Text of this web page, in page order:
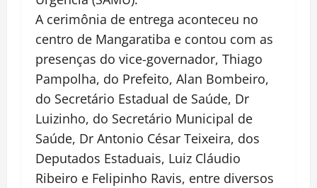
A cerimônia de entrega aconteceu no
centro de Mangaratiba e contou com as
presenças do vice-governador, Thiago
Pampolha, do Prefeito, Alan Bombeiro,
do Secretário Estadual de Saúde, Dr
Luizinho, do Secretário Municipal de
Saúde, Dr Antonio César Teixeira, dos
Deputados Estaduais, Luiz Cláudio
Ribeiro e Felipinho Ravis, entre diversos